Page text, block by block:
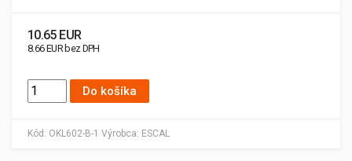
Kód: OKL602-B-1 Výrobca: ESCAL
10.65 EUR
8.66 EUR bez DPH
Do košíka